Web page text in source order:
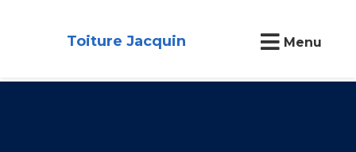
Toiture Jacquin Menu